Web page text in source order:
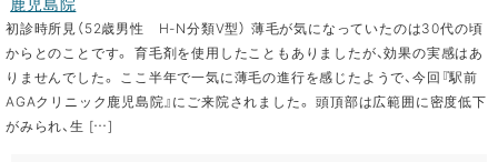
初診時所見（52歳男性 H-N分類Ⅴ型） 薄毛が気になっていたのは30代の頃
からとのことです。 育毛剤を使用したこともありましたが、効果の実感はあ
りませんでした。 ここ半年で一気に薄毛の進行を感じたようで、今回『駅前
AGAクリニック鹿児島院』にご来院されました。 頭頂部は広範囲に密度低下
がみられ、生 […]